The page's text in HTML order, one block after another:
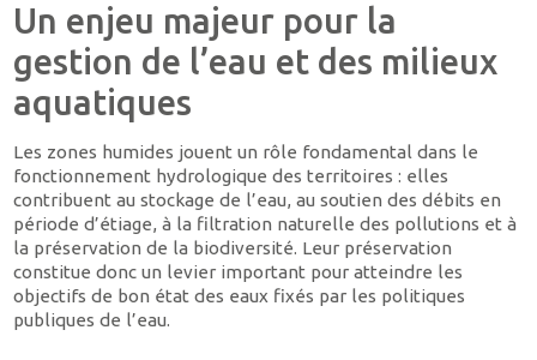
Un enjeu majeur pour la
gestion de l’eau et des milieux
aquatiques
Les zones humides jouent un rôle fondamental dans le
fonctionnement hydrologique des territoires : elles
contribuent au stockage de l’eau, au soutien des débits en
période d’étiage, à la filtration naturelle des pollutions et à
la préservation de la biodiversité. Leur préservation
constitue donc un levier important pour atteindre les
objectifs de bon état des eaux fixés par les politiques
publiques de l’eau.